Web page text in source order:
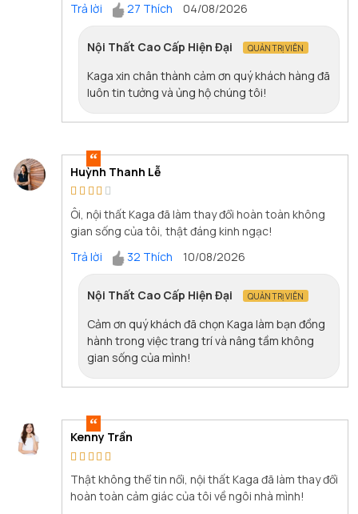
Trả lời
27 Thích 04/08/2026
Nội Thất Cao Cấp Hiện Đại QUẢN TRỊ VIÊN
Kaga xin chân thành cảm ơn quý khách hàng đã
luôn tin tưởng và ủng hộ chúng tôi!
Huỳnh Thanh Lễ
Ôi, nội thất Kaga đã làm thay đổi hoàn toàn không
gian sống của tôi, thật đáng kinh ngạc!
Trả lời
32 Thích 10/08/2026
Nội Thất Cao Cấp Hiện Đại QUẢN TRỊ VIÊN
Cảm ơn quý khách đã chọn Kaga làm bạn đồng
hành trong việc trang trí và nâng tầm không
gian sống của mình!
Kenny Trần
Thật không thể tin nổi, nội thất Kaga đã làm thay đổi
hoàn toàn cảm giác của tôi về ngôi nhà mình!